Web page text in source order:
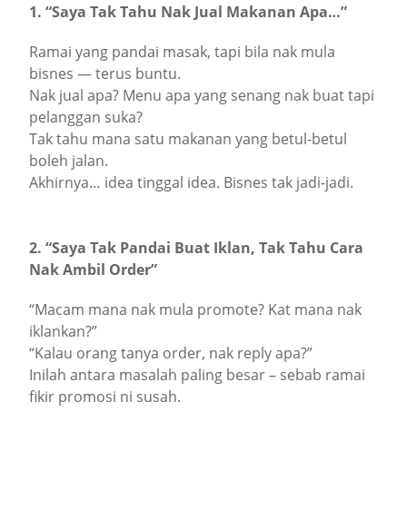
1. “Saya Tak Tahu Nak Jual Makanan Apa…”
Ramai yang pandai masak, tapi bila nak mula
bisnes — terus buntu.
Nak jual apa? Menu apa yang senang nak buat tapi
pelanggan suka?
Tak tahu mana satu makanan yang betul-betul
boleh jalan.
Akhirnya… idea tinggal idea. Bisnes tak jadi-jadi.
2. “Saya Tak Pandai Buat Iklan, Tak Tahu Cara
Nak Ambil Order”
“Macam mana nak mula promote? Kat mana nak
iklankan?”
“Kalau orang tanya order, nak reply apa?”
Inilah antara masalah paling besar – sebab ramai
fikir promosi ni susah.